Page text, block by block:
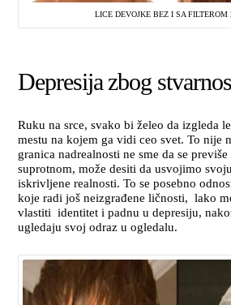
LICE DEVOJKE BEZ I SA FILTEROM
Depresija zbog
Ruku na srce, svako bi želeo da izgleda
mestu na kojem ga vidi ceo svet. To nije
granica nadrealnosti ne sme da se
suprotnom, može desiti da usvojimo
iskrivljene realnosti. To se posebno
koje radi još neizgrađene ličnosti, lako
vlastiti identitet i padnu u depresiju,
ugledaju svoj odraz u ogledalu.